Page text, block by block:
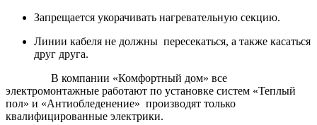
Запрещается укорачивать нагревательную секцию.
Линии кабеля не должны пересекаться, а также касаться
друг друга.
В компании «Комфортный дом» все
электромонтажные работают по установке систем «Теплый
пол» и «Антиобледенение» производят только
квалифицированные электрики.